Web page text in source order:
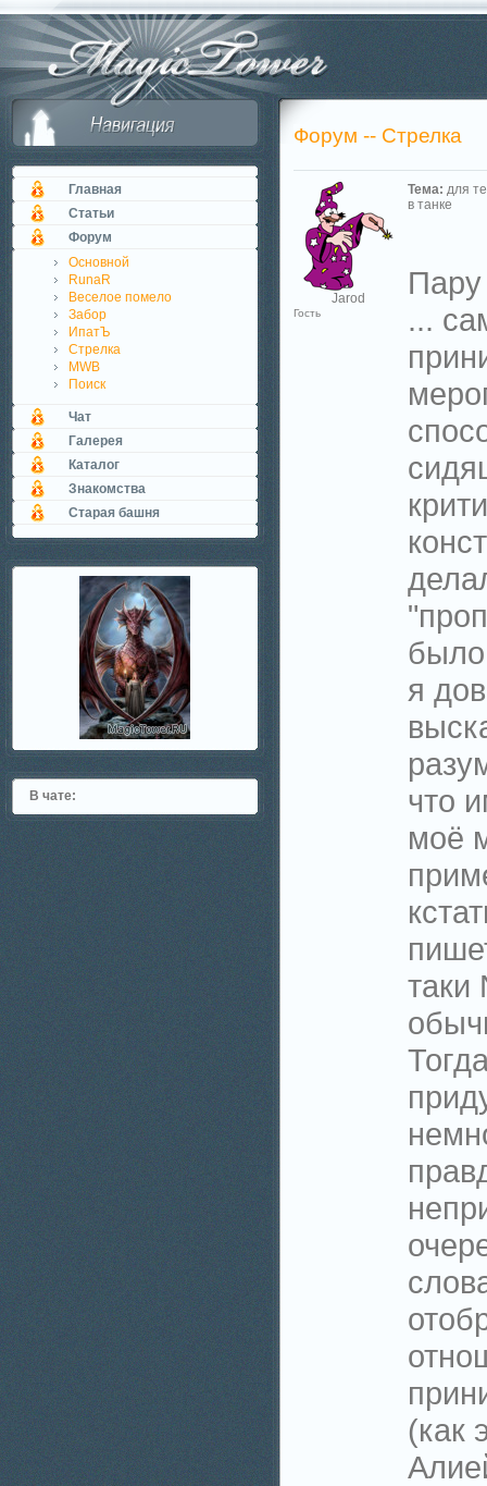
Главная
Статьи
Форум
Основной
RunaR
Веселое помело
Забор
ИпатЪ
Стрелка
MWB
Поиск
Чат
Галерея
Каталог
Знакомства
Старая башня
В чате:
Форум -- Стрелка
Jarod
Гость
Тема: для
в танке
Пару
...
было
я
что
моё
таки
(как